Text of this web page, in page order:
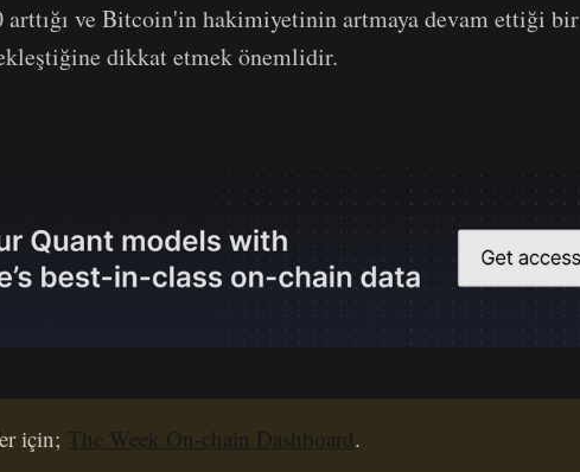
arttığı ve Bitcoin'in hakimiyetinin artmaya devam ettiği bir
dikkat etmek önemlidir.
için; The Week On-chain Dashboard.